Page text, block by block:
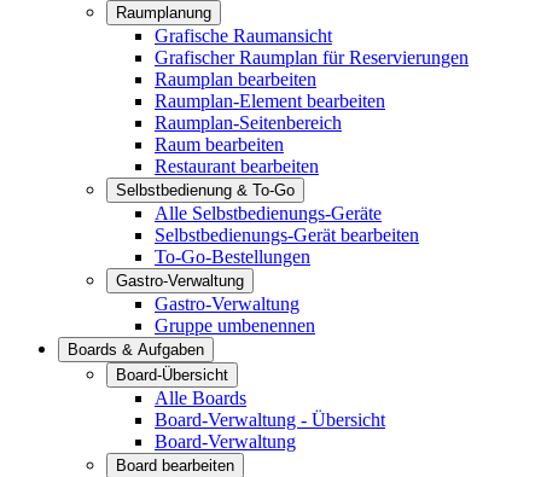
Raumplanung
Grafische Raumansicht
Grafischer Raumplan für Reservierungen
Raumplan bearbeiten
Raumplan-Element bearbeiten
Raumplan-Seitenbereich
Raum bearbeiten
Restaurant bearbeiten
Selbstbedienung & To-Go
Alle Selbstbedienungs-Geräte
Selbstbedienungs-Gerät bearbeiten
To-Go-Bestellungen
Gastro-Verwaltung
Gastro-Verwaltung
Gruppe umbenennen
Boards & Aufgaben
Board-Übersicht
Alle Boards
Board-Verwaltung - Übersicht
Board-Verwaltung
Board bearbeiten